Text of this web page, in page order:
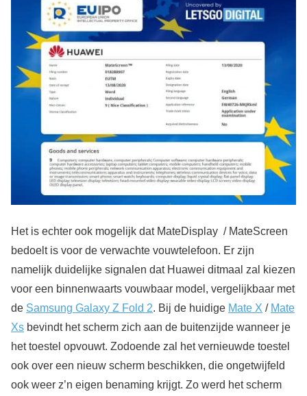
Het is echter ook mogelijk dat MateDisplay / MateScreen
bedoelt is voor de verwachte vouwtelefoon. Er zijn
namelijk duidelijke signalen dat Huawei ditmaal zal kiezen
voor een binnenwaarts vouwbaar model, vergelijkbaar met
de Samsung Galaxy Z Fold 2. Bij de huidige Mate X / Mate
Xs bevindt het scherm zich aan de buitenzijde wanneer je
het toestel opvouwt. Zodoende zal het vernieuwde toestel
ook over een nieuw scherm beschikken, die ongetwijfeld
ook weer z’n eigen benaming krijgt. Zo werd het scherm